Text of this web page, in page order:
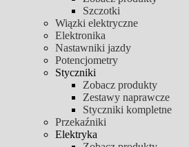
Szczotki
Wiązki elektryczne
Elektronika
Nastawniki jazdy
Potencjometry
Styczniki
Zobacz produkty
Zestawy naprawcze
Styczniki kompletne
Przekaźniki
Elektryka